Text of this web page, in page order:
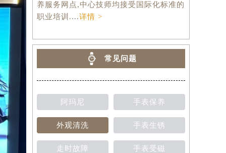
养服务网点,中心技师均接受国际化标准的
职业培训....详情 >
常见问题
阿玛尼 手表保养
外观清洗 手表生锈
走时故障 手表受磁